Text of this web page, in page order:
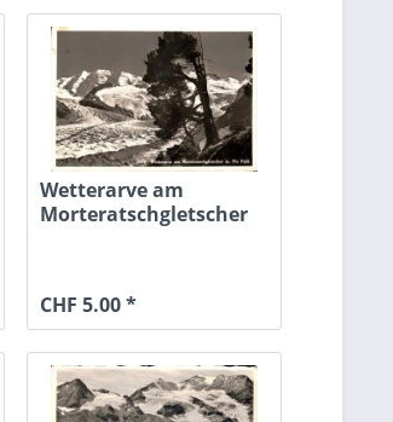
Wetterarve am
Morteratschgletscher
CHF 5.00 *